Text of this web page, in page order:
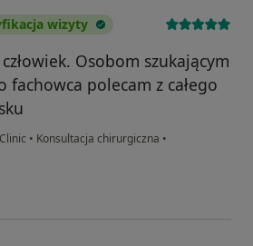
wizyty
Osobom szukającym
polecam z całego
• Konsultacja chirurgiczna •